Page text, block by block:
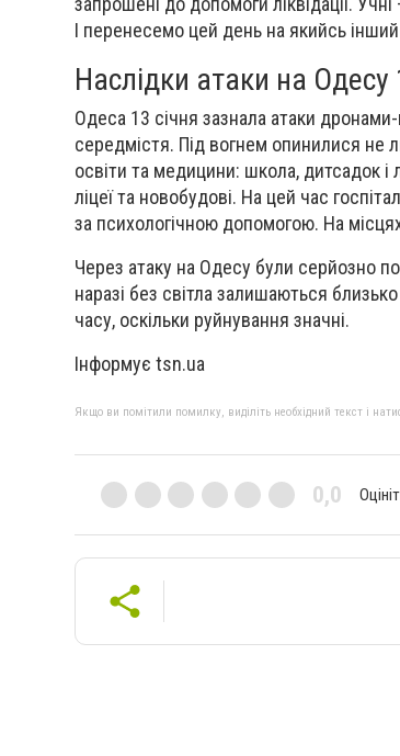
І перенесемо цей день на якийсь
Наслідки атаки на
Одеса 13 січня зазнала атаки
середмістя. Під вогнем опинилися не
освіти та медицини: школа, дитсадок і
ліцеї та новобудові. На цей час
за психологічною допомогою. На
Через атаку на Одесу були серйозно
наразі без світла залишаються
часу, оскільки руйнування значні.
Інформує tsn.ua
Якщо ви помітили помилку, виділіть необхідний текст і
0,0